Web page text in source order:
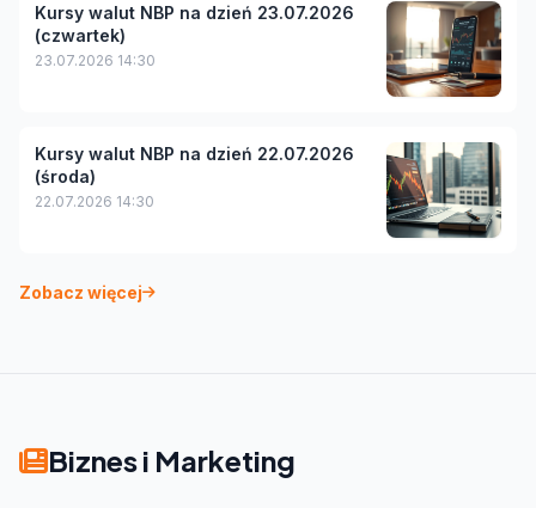
Kursy walut NBP na dzień 23.07.2026
(czwartek)
23.07.2026 14:30
Kursy walut NBP na dzień 22.07.2026
(środa)
22.07.2026 14:30
Zobacz więcej
Biznes i Marketing